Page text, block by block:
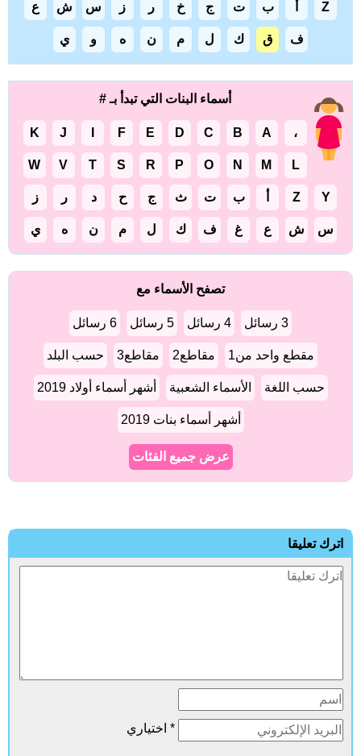
Z ب ت ج خ ر ز س ش ع
ف ق ك ل م ن ه و ي
أسماء البنات التي تبدأ بـ #
، A
B
C
D
E
F
J
K
L
M
N
O
P
R
S
T
V
W
Y
Z ب ت ث ج ح د ر ز
س ش ع غ ف ك ل م ن ه ي
تصفح الأسماء مع
3 رسائل 4 رسائل 5 رسائل 6 رسائل
مقطع واحد من1 مقاطع2 مقاطع3 حسب البلد
حسب اللغة الأسماء الشعبية أشهر أسماء أولاد 2019
أشهر أسماء بنات 2019
عرض جميع الفئات
اترك تعليقا
* اختياري